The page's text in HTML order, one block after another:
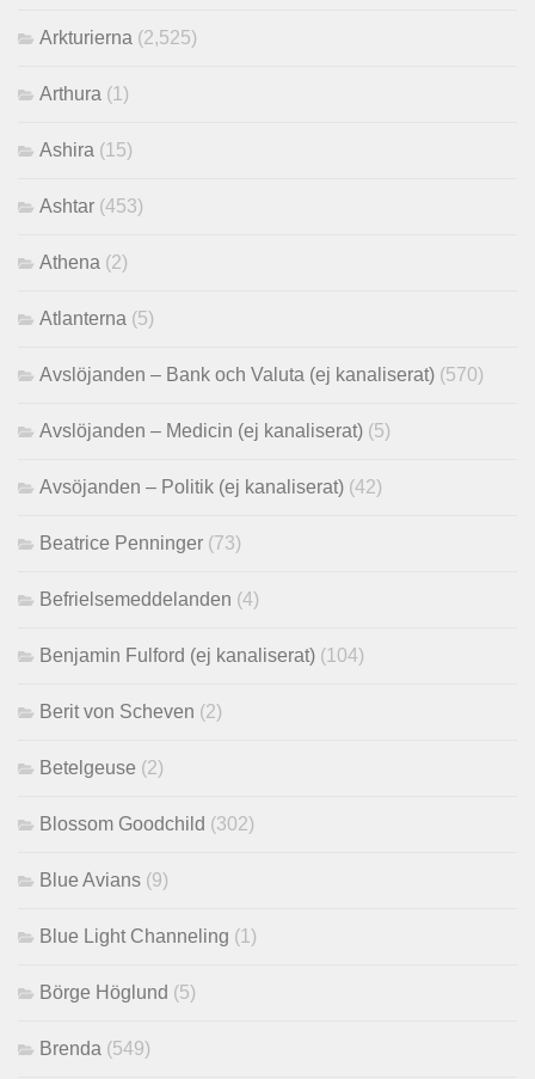
Arkturierna (2,525)
Arthura (1)
Ashira (15)
Ashtar (453)
Athena (2)
Atlanterna (5)
Avslöjanden – Bank och Valuta (ej kanaliserat) (570)
Avslöjanden – Medicin (ej kanaliserat) (5)
Avsöjanden – Politik (ej kanaliserat) (42)
Beatrice Penninger (73)
Befrielsemeddelanden (4)
Benjamin Fulford (ej kanaliserat) (104)
Berit von Scheven (2)
Betelgeuse (2)
Blossom Goodchild (302)
Blue Avians (9)
Blue Light Channeling (1)
Börge Höglund (5)
Brenda (549)